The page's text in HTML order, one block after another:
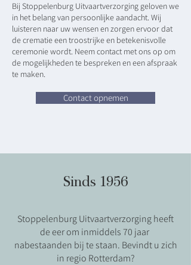
Bij Stoppelenburg Uitvaartverzorging geloven we
in het belang van persoonlijke aandacht. Wij
luisteren naar uw wensen en zorgen ervoor dat
de crematie een troostrijke en betekenisvolle
ceremonie wordt. Neem contact met ons op om
de mogelijkheden te bespreken en een afspraak
te maken.
Contact opnemen
Sinds 1956
Stoppelenburg Uitvaartverzorging heeft
de eer om inmiddels 70 jaar
nabestaanden bij te staan. Bevindt u zich
in regio Rotterdam?